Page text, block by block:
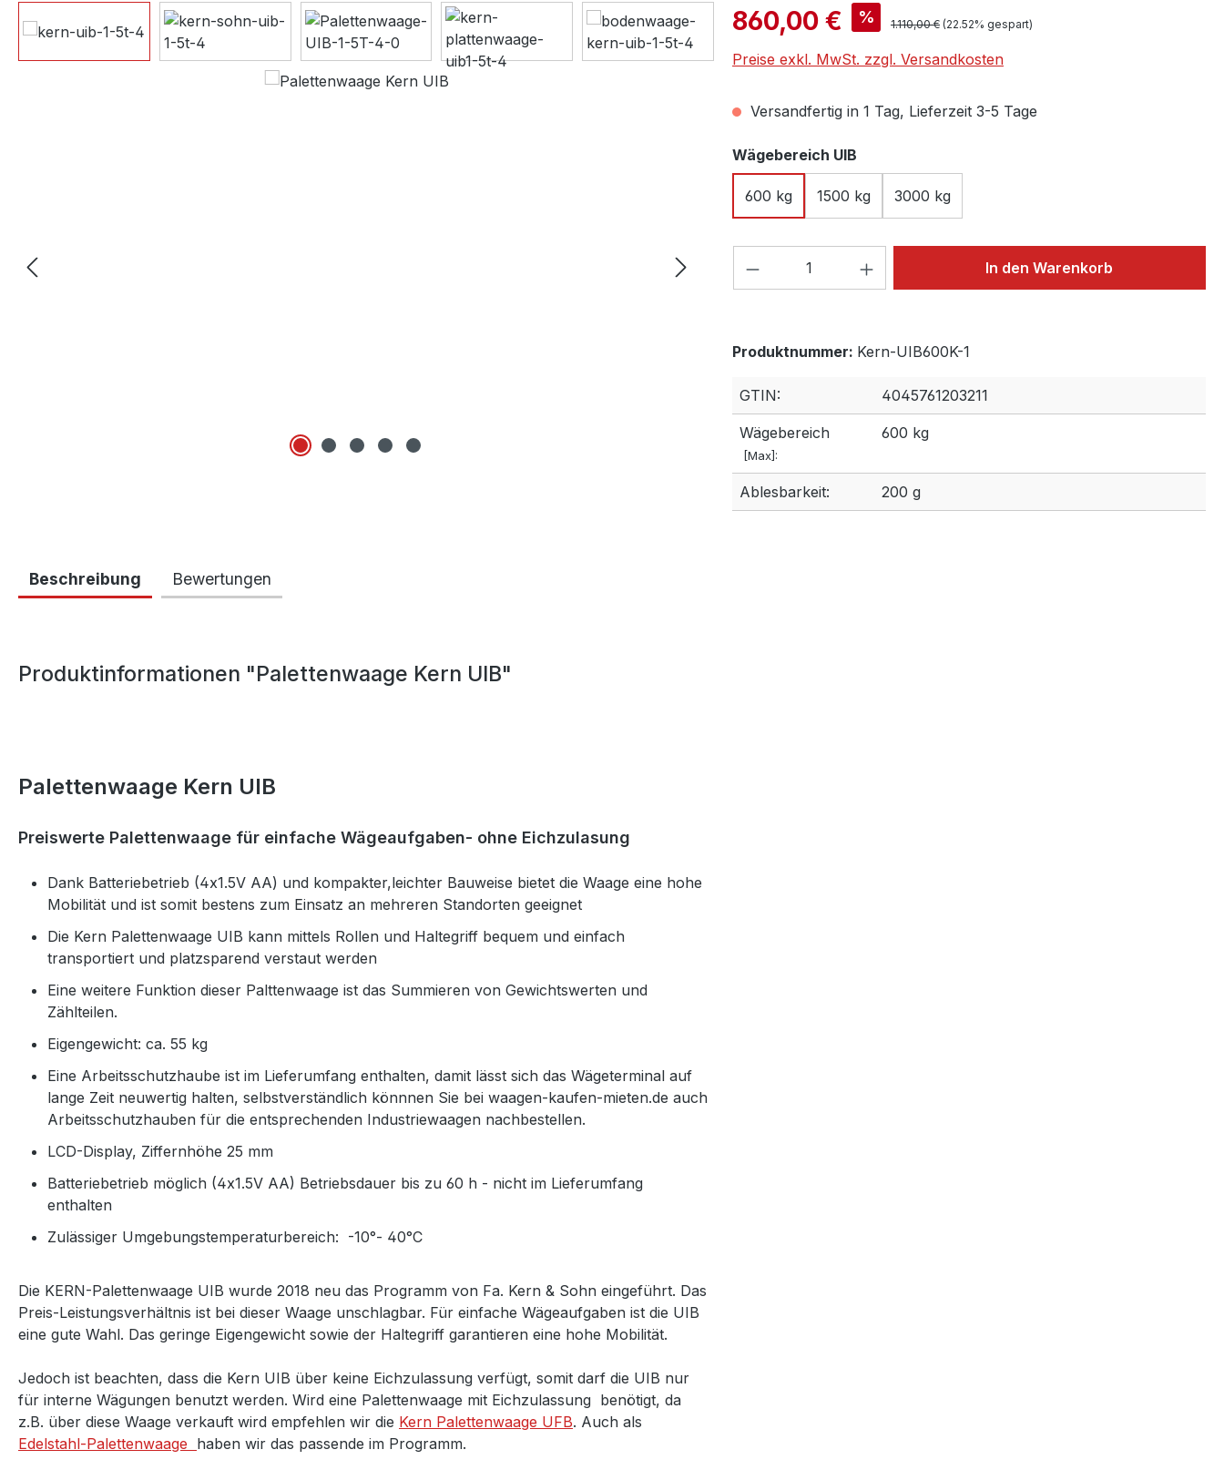
Bildergalerie überspringen Verkaufspreis:
860,00 € % Regulärer Preis:
1.110,00 € (22.52% gespart)
Preise exkl. MwSt. zzgl. Versandkosten
Versandfertig in 1 Tag, Lieferzeit 3-5 Tage
Wägebereich UIB
600 kg 1500 kg 3000 kg
Produkt Anzahl: Gib den gewünschten Wert
In den Warenkorb
Produktnummer: Kern-UIB600K-1
GTIN: 4045761203211
Wägebereich
[Max]:
600 kg
Ablesbarkeit: 200 g
Beschreibung Bewertungen
Produktinformationen "Palettenwaage Kern UIB"
Palettenwaage Kern UIB
Preiswerte Palettenwaage für einfache Wägeaufgaben- ohne Eichzulasung
Dank Batteriebetrieb (4x1.5V AA) und kompakter,leichter Bauweise bietet die Waage eine hohe
Mobilität und ist somit bestens zum Einsatz an mehreren Standorten geeignet
Die Kern Palettenwaage UIB kann mittels Rollen und Haltegriff bequem und einfach
transportiert und platzsparend verstaut werden
Eine weitere Funktion dieser Palttenwaage ist das Summieren von Gewichtswerten und
Zählteilen.
Eigengewicht: ca. 55 kg
Eine Arbeitsschutzhaube ist im Lieferumfang enthalten, damit lässt sich das Wägeterminal auf
lange Zeit neuwertig halten, selbstverständlich könnnen Sie bei waagen-kaufen-mieten.de auch
Arbeitsschutzhauben für die entsprechenden Industriewaagen nachbestellen.
LCD-Display, Ziffernhöhe 25 mm
Batteriebetrieb möglich (4x1.5V AA) Betriebsdauer bis zu 60 h - nicht im Lieferumfang
enthalten
Zulässiger Umgebungstemperaturbereich: -10°- 40°C
Die KERN-Palettenwaage UIB wurde 2018 neu das Programm von Fa. Kern & Sohn eingeführt. Das
Preis-Leistungsverhältnis ist bei dieser Waage unschlagbar. Für einfache Wägeaufgaben ist die UIB
eine gute Wahl. Das geringe Eigengewicht sowie der Haltegriff garantieren eine hohe Mobilität.
Jedoch ist beachten, dass die Kern UIB über keine Eichzulassung verfügt, somit darf die UIB nur
für interne Wägungen benutzt werden. Wird eine Palettenwaage mit Eichzulassung benötigt, da
z.B. über diese Waage verkauft wird empfehlen wir die Kern Palettenwaage UFB. Auch als
Edelstahl-Palettenwaage haben wir das passende im Programm.